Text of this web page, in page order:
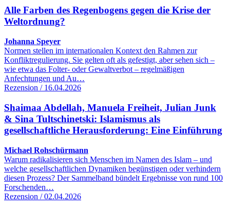
Alle Farben des Regenbogens gegen die Krise der
Weltordnung?
Johanna Speyer
Normen stellen im internationalen Kontext den Rahmen zur
Konfliktregulierung. Sie gelten oft als gefestigt, aber sehen sich –
wie etwa das Folter- oder Gewaltverbot – regelmäßigen
Anfechtungen und Au…
Rezension / 16.04.2026
Shaimaa Abdellah, Manuela Freiheit, Julian Junk
& Sina Tultschinetski: Islamismus als
gesellschaftliche Herausforderung: Eine Einführung
Michael Rohschürmann
Warum radikalisieren sich Menschen im Namen des Islam – und
welche gesellschaftlichen Dynamiken begünstigen oder verhindern
diesen Prozess? Der Sammelband bündelt Ergebnisse von rund 100
Forschenden…
Rezension / 02.04.2026